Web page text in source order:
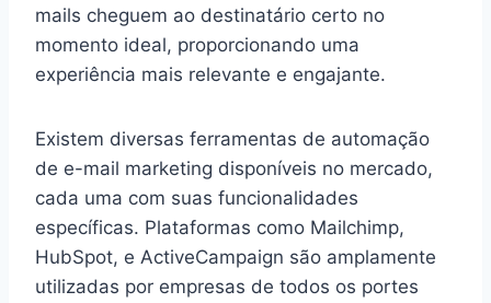
mails cheguem ao destinatário certo no
momento ideal, proporcionando uma
experiência mais relevante e engajante.
Existem diversas ferramentas de automação
de e-mail marketing disponíveis no mercado,
cada uma com suas funcionalidades
específicas. Plataformas como Mailchimp,
HubSpot, e ActiveCampaign são amplamente
utilizadas por empresas de todos os portes